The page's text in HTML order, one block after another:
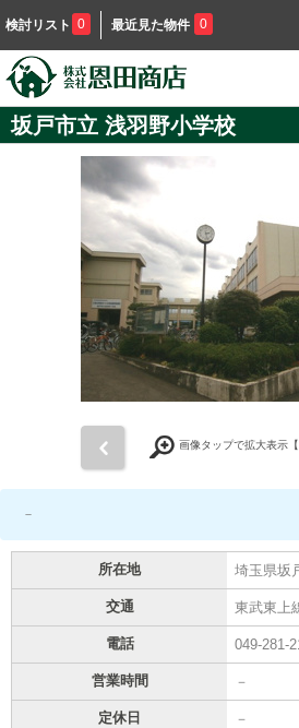
検討リスト 0 最近見た物件 0
坂戸市立 浅羽野小学校
画像タップで拡大表示【
－
所在地 埼玉県坂
交通 東武東上
電話 049-281-
営業時間 －
定休日 －